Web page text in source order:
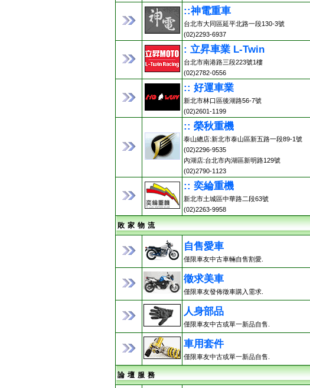
::神電重車
台北市大同區延平北路一段130-3號
(02)2293-6937
: 立昇車業 L-Twin
台北市南港路三段223號1樓
(02)2782-0556
:: 好運車業
新北市林口區後湖路56-7號
(02)2601-1199
:: 榮秋重機
泰山總店:新北市泰山區新五路一段89-1號
(02)2296-9535
內湖店:台北市內湖區新明路129號
(02)2790-1123
:: 奕綸重機
新北市土城區中華路二段63號
(02)2263-9958
敗 家 物 流
自售愛車
僅限車友中古車輛自售割愛.
徵求美車
僅限車友發佈徵車購入需求.
人身部品
僅限車友中古或單一新品自售.
車用套件
僅限車友中古或單一新品自售.
論 壇 服 務